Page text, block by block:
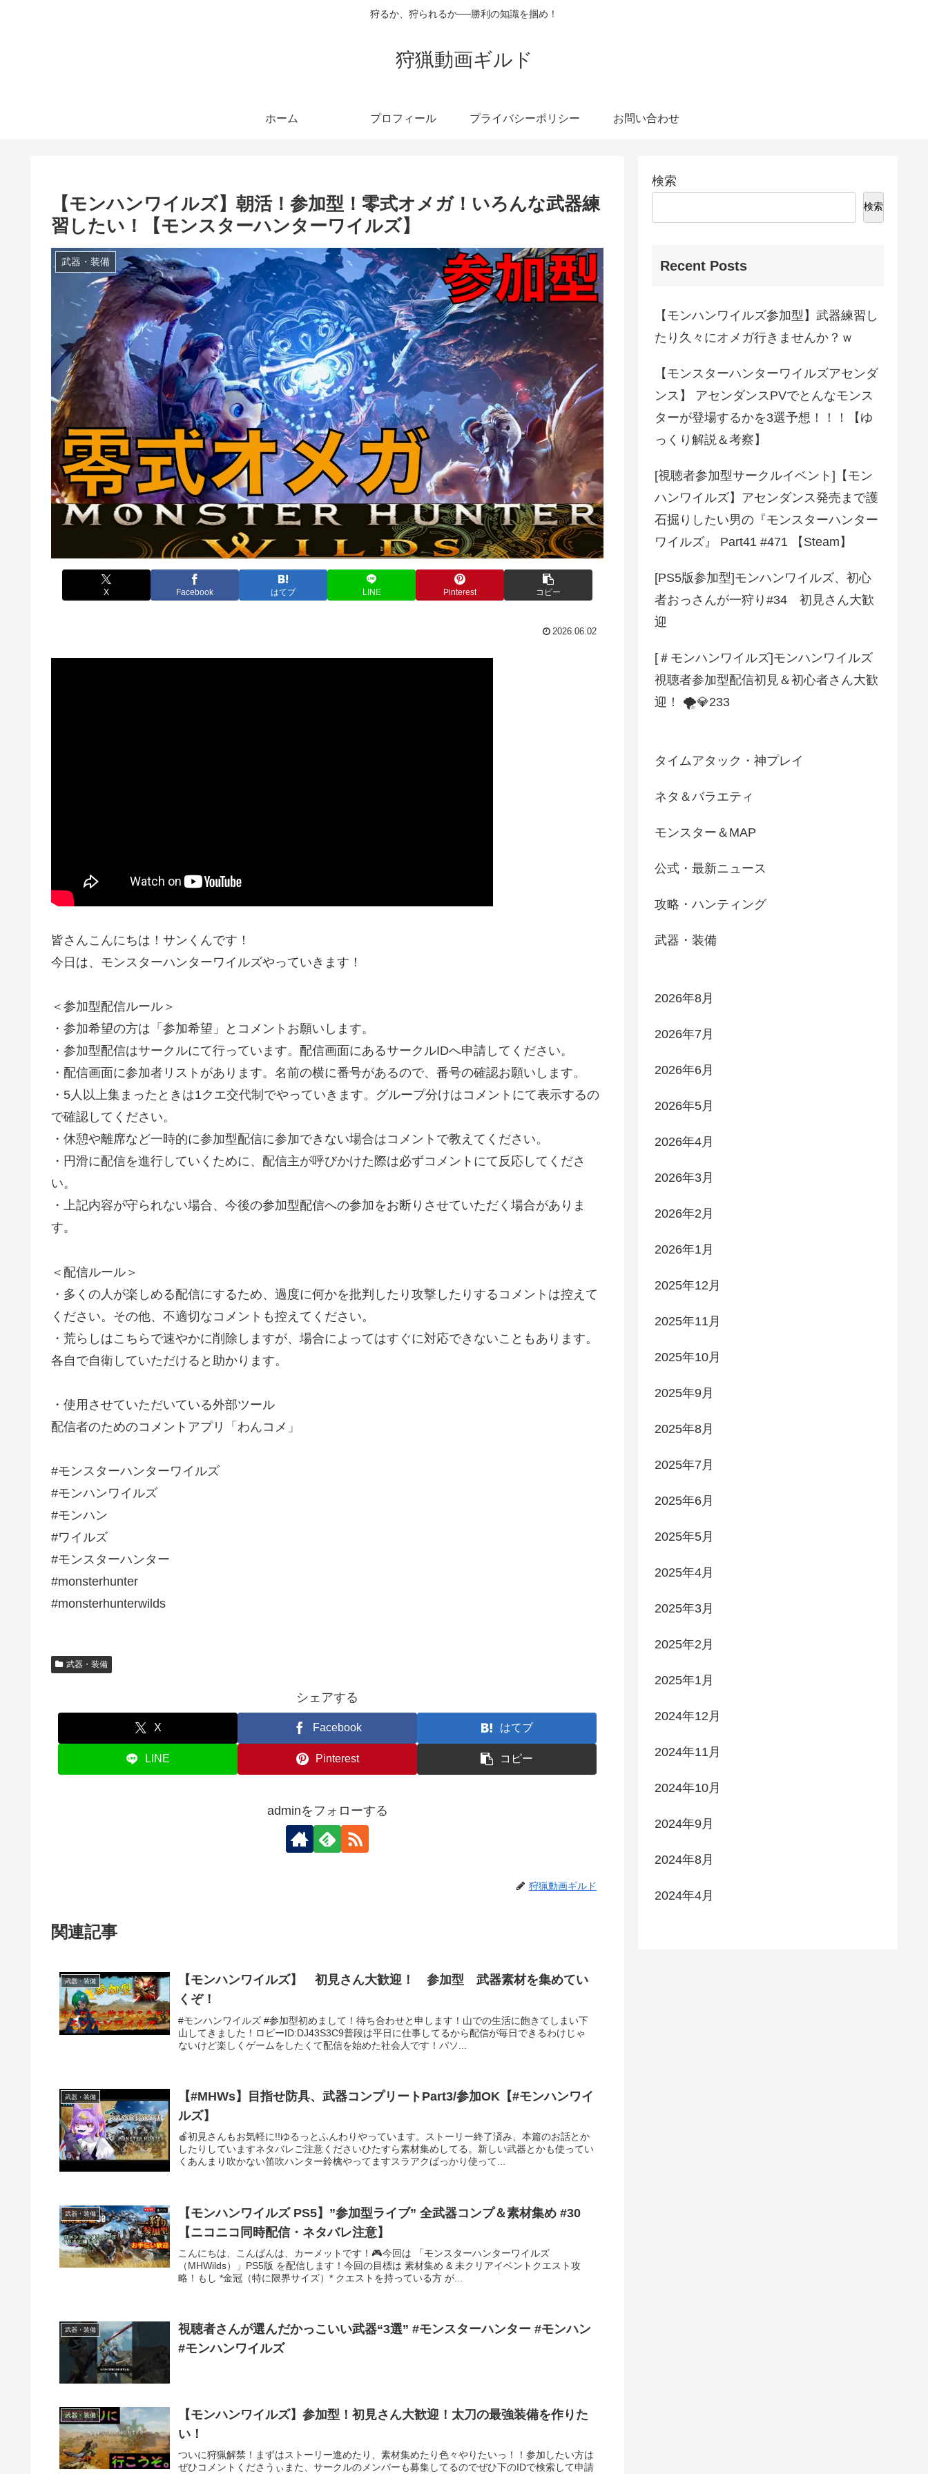
狩るか、狩られるか──勝利の知識を掴め！
狩猟動画ギルド
ホーム プロフィール プライバシーポリシー お問い合わせ
【モンハンワイルズ】朝活！参加型！零式オメガ！いろんな武器練
習したい！【モンスターハンターワイルズ】
武器・装備
X Facebook はてブ LINE Pinterest コピー
2026.06.02
皆さんこんにちは！サンくんです！
今日は、モンスターハンターワイルズやっていきます！
＜参加型配信ルール＞
・参加希望の方は「参加希望」とコメントお願いします。
・参加型配信はサークルにて行っています。配信画面にあるサークルIDへ申請してください。
・配信画面に参加者リストがあります。名前の横に番号があるので、番号の確認お願いします。
・5人以上集まったときは1クエ交代制でやっていきます。グループ分けはコメントにて表示するの
で確認してください。
・休憩や離席など一時的に参加型配信に参加できない場合はコメントで教えてください。
・円滑に配信を進行していくために、配信主が呼びかけた際は必ずコメントにて反応してくださ
い。
・上記内容が守られない場合、今後の参加型配信への参加をお断りさせていただく場合がありま
す。
＜配信ルール＞
・多くの人が楽しめる配信にするため、過度に何かを批判したり攻撃したりするコメントは控えて
ください。その他、不適切なコメントも控えてください。
・荒らしはこちらで速やかに削除しますが、場合によってはすぐに対応できないこともあります。
各自で自衛していただけると助かります。
・使用させていただいている外部ツール
配信者のためのコメントアプリ「わんコメ」
#モンスターハンターワイルズ
#モンハンワイルズ
#モンハン
#ワイルズ
#モンスターハンター
#monsterhunter
#monsterhunterwilds
武器・装備
シェアする
X Facebook はてブ
LINE Pinterest コピー
adminをフォローする
狩猟動画ギルド
関連記事
武器・装備
【モンハンワイルズ】 初見さん大歓迎！ 参加型 武器素材を集めてい
くぞ！
#モンハンワイルズ #参加型初めまして！待ち合わせと申します！山での生活に飽きてしまい下
山してきました！ロビーID:DJ43S3C9普段は平日に仕事してるから配信が毎日できるわけじゃ
ないけど楽しくゲームをしたくて配信を始めた社会人です！パソ...
武器・装備
【#MHWs】目指せ防具、武器コンプリートPart3/参加OK【#モンハンワイ
ルズ】
🍎初見さんもお気軽に!!ゆるっとふんわりやっています。ストーリー終了済み、本篇のお話とか
したりしていますネタバレご注意くださいひたすら素材集めしてる。新しい武器とかも使ってい
くあんまり吹かない笛吹ハンター鈴檎やってますスラアクばっかり使って...
武器・装備
【モンハンワイルズ PS5】”参加型ライブ” 全武器コンプ＆素材集め #30
【ニコニコ同時配信・ネタバレ注意】
こんにちは、こんばんは、カーメットです！🎮今回は 「モンスターハンターワイルズ
（MHWilds）」PS5版 を配信します！今回の目標は 素材集め & 未クリアイベントクエスト攻
略！もし *金冠（特に限界サイズ）* クエストを持っている方 が...
武器・装備
視聴者さんが選んだかっこいい武器“3選” #モンスターハンター #モンハン
#モンハンワイルズ
武器・装備
【モンハンワイルズ】参加型！初見さん大歓迎！太刀の最強装備を作りた
い！
ついに狩猟解禁！まずはストーリー進めたり、素材集めたり色々やりたいっ！！参加したい方は
ぜひコメントくださうぃまた、サークルのメンバーも募集してるのでぜひ下のIDで検索して申請
検索
検索
Recent Posts
【モンハンワイルズ参加型】武器練習し
たり久々にオメガ行きませんか？ｗ
【モンスターハンターワイルズアセンダ
ンス】 アセンダンスPVでとんなモンス
ターが登場するかを3選予想！！！【ゆ
っくり解説＆考察】
[視聴者参加型サークルイベント]【モン
ハンワイルズ】アセンダンス発売まで護
石掘りしたい男の『モンスターハンター
ワイルズ』 Part41 #471 【Steam】
[PS5版参加型]モンハンワイルズ、初心
者おっさんが一狩り#34 初見さん大歓
迎
[＃モンハンワイルズ]モンハンワイルズ
視聴者参加型配信初見＆初心者さん大歓
迎！ 🌪️💎233
タイムアタック・神プレイ
ネタ＆バラエティ
モンスター＆MAP
公式・最新ニュース
攻略・ハンティング
武器・装備
2026年8月
2026年7月
2026年6月
2026年5月
2026年4月
2026年3月
2026年2月
2026年1月
2025年12月
2025年11月
2025年10月
2025年9月
2025年8月
2025年7月
2025年6月
2025年5月
2025年4月
2025年3月
2025年2月
2025年1月
2024年12月
2024年11月
2024年10月
2024年9月
2024年8月
2024年4月